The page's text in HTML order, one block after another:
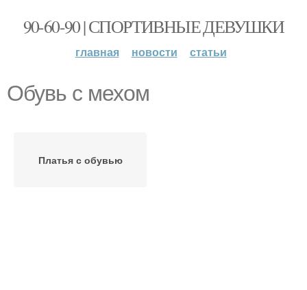
90-60-90 | СПОРТИВНЫЕ ДЕВУШКИ
главная новости статьи
Обувь с мехом
Платья с обувью